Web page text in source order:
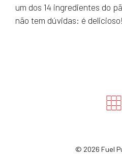
um dos 14 ingredientes do
não tem dúvidas: é delicioso!
© 2026 Fuel